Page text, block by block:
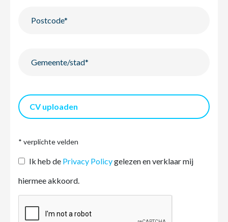
CV uploaden
* verplichte velden
Ik heb de Privacy Policygelezen en verklaar mij
hiermee akkoord.